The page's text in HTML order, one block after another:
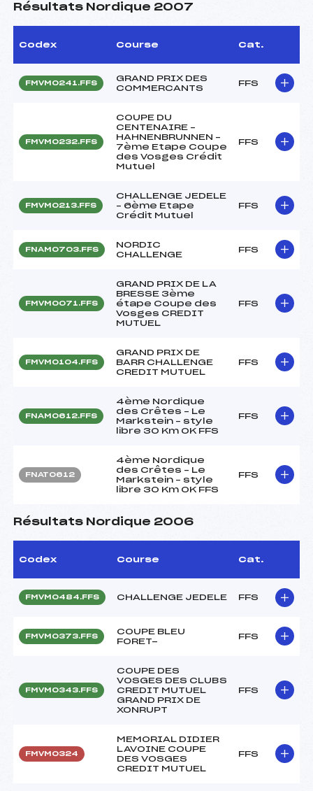
Résultats Nordique 2007
Codex Course Cat.
FMVM0241.FFS
GRAND PRIX DES
COMMERCANTS
FFS
FMVM0232.FFS
COUPE DU
CENTENAIRE –
HAHNENBRUNNEN –
7ème Etape Coupe
des Vosges Crédit
Mutuel
FFS
FMVM0213.FFS
CHALLENGE JEDELE
– 6ème Etape
Crédit Mutuel
FFS
FNAM0703.FFS
NORDIC
CHALLENGE
FFS
FMVM0071.FFS
GRAND PRIX DE LA
BRESSE 3ème
étape Coupe des
Vosges CREDIT
MUTUEL
FFS
FMVM0104.FFS
GRAND PRIX DE
BARR CHALLENGE
CREDIT MUTUEL
FFS
FNAM0612.FFS
4ème Nordique
des Crêtes – Le
Markstein – style
libre 30 Km OK FFS
FFS
FNAT0612
4ème Nordique
des Crêtes – Le
Markstein – style
libre 30 Km OK FFS
FFS
Résultats Nordique 2006
Codex Course Cat.
FMVM0484.FFS CHALLENGE JEDELE FFS
FMVM0373.FFS
COUPE BLEU
FORET-
FFS
FMVM0343.FFS
COUPE DES
VOSGES DES CLUBS
CREDIT MUTUEL
GRAND PRIX DE
XONRUPT
FFS
FMVM0324
MEMORIAL DIDIER
LAVOINE COUPE
DES VOSGES
CREDIT MUTUEL
FFS